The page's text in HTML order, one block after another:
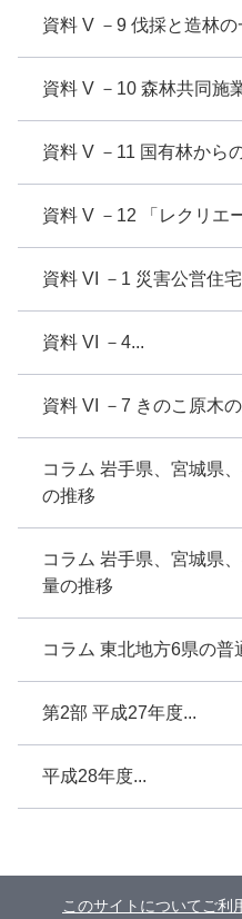
資料 V －9 伐採と造林
資料 V －10 森林共同施
資料 V －11 国有林から
資料 V －12 「レクリエ
資料 VI －1 災害公営住
資料 VI －4...
資料 VI －7 きのこ原木
コラム 岩手県、宮城県
の推移
コラム 岩手県、宮城県
量の推移
コラム 東北地方6県の普
第2部 平成27年度...
平成28年度...
このサイトについて ご利